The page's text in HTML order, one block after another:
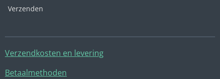
Verzenden
Verzendkosten en levering
Betaalmethoden